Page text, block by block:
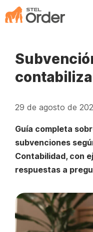
Saltar
al
contabiliza
29 de agosto de
Guía completa
subvenciones
Contabilidad, con
respuestas a